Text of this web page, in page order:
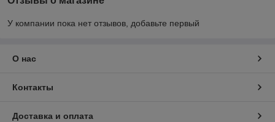
У компании пока нет отзывов, добавьте первый
О нас
Контакты
Доставка и оплата